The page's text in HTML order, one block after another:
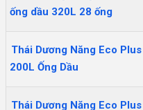
ống dầu 320L 28 ống
Thái Dương Năng Eco Plus
200L Ống Dầu
Thái Dương Năng Eco Plus